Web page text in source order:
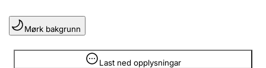
Lag og foreining
Registrere, endre, slette
Mørk bakgrunn
Last ned opplysningar
Opplysninger er skjult